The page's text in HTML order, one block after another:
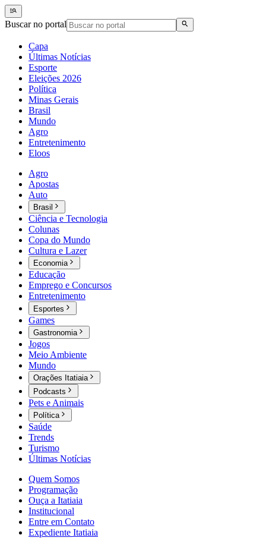
Buscar no portal
Capa
Últimas Notícias
Esporte
Eleições 2026
Política
Minas Gerais
Brasil
Mundo
Agro
Entretenimento
Eloos
Agro
Apostas
Auto
Brasil
Ciência e Tecnologia
Colunas
Copa do Mundo
Cultura e Lazer
Economia
Educação
Emprego e Concursos
Entretenimento
Esportes
Games
Gastronomia
Jogos
Meio Ambiente
Mundo
Orações Itatiaia
Podcasts
Pets e Animais
Política
Saúde
Trends
Turismo
Últimas Notícias
Quem Somos
Programação
Ouça a Itatiaia
Institucional
Entre em Contato
Expediente Itatiaia